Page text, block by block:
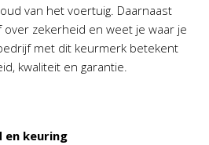
van het voertuig. Daarnaast
over zekerheid en weet je waar je
met dit keurmerk betekent
kwaliteit en garantie.
en keuring